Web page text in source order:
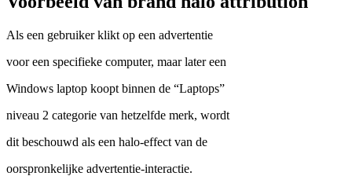
Als een gebruiker klikt op een advertentie
voor een specifieke computer, maar later een
Windows laptop koopt binnen de “Laptops”
niveau 2 categorie van hetzelfde merk, wordt
dit beschouwd als een halo-effect van de
oorspronkelijke advertentie-interactie.